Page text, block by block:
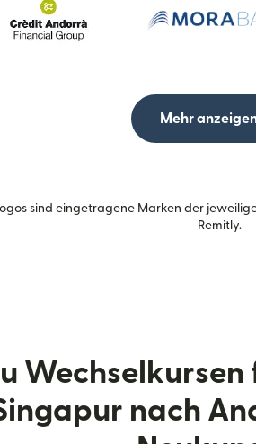
Mehr
sind eingetragene Marken der
Remitly.
nach